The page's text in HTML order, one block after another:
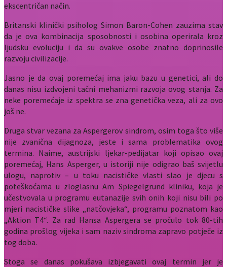
ekscentričan način.
Britanski klinički psiholog Simon Baron-Cohen zauzima stav
da je ova kombinacija sposobnosti i osobina operirala kroz
ljudsku evoluciju i da su ovakve osobe znatno doprinosile
razvoju civilizacije.
Jasno je da ovaj poremećaj ima jaku bazu u genetici, ali do
danas nisu izdvojeni tačni mehanizmi razvoja ovog stanja. Za
neke poremećaje iz spektra se zna genetička veza, ali za ovo
još ne.
Druga stvar vezana za Aspergerov sindrom, osim toga što više
nije zvanična dijagnoza, jeste i sama problematika ovog
termina. Naime, austrijski ljekar-pedijatar koji opisao ovaj
poremećaj, Hans Asperger, u istoriji nije odigrao baš svijetlu
ulogu, naprotiv – u toku nacističke vlasti slao je djecu s
poteškoćama u zloglasnu Am Spiegelgrund kliniku, koja je
učestvovala u programu eutanazije svih onih koji nisu bili po
mjeri nacističke slike „natčovjeka“, programu poznatom kao
„Aktion T4“. Za rad Hansa Aspergera se pročulo tok 80-tih
godina prošlog vijeka i sam naziv sindroma zapravo potječe iz
tog doba.
Stoga se danas pokušava izbjegavati ovaj termin jer je